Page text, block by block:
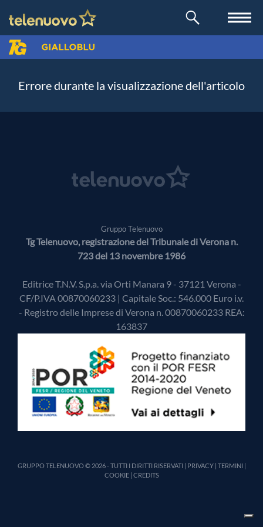
Errore durante la visualizzazione dell'articolo
Gruppo Telenuovo
Tg Telenuovo, registrazione del Tribunale di Verona n.
723 del 13 novembre 1986
Editrice T.N.V. S.p.a. via Orti Manara 9 - 37121 Verona -
CF/P.IVA 00870060233 | Capitale Soc.: 546.000 Euro i.v.
- Registro delle Imprese di Verona n. 00870060233 REA:
163837
GRUPPO TELENUOVO © 2026 - TUTTI I DIRITTI RISERVATI | PRIVACY| TERMINI|
COOKIE| CREDITS